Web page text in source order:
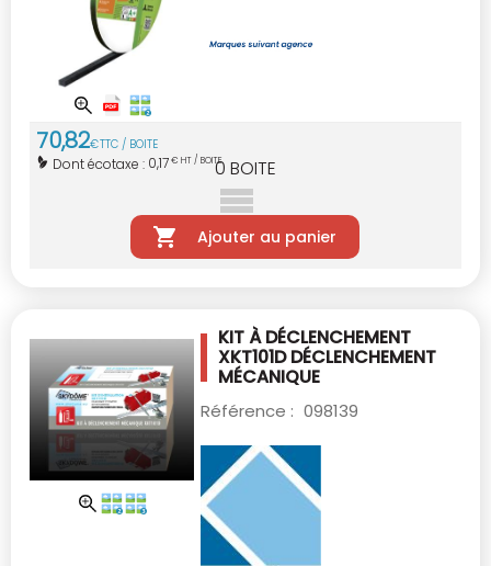
70,82€TTC / BOITE
Dont écotaxe : 0,17€ HT / BOITE
0 BOITE
Ajouter au panier
KIT À DÉCLENCHEMENT
XKT101DDÉCLENCHEMENT
MÉCANIQUE
Référence : 098139